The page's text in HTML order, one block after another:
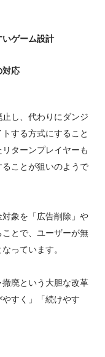
ゲーム設計
対応
し、代わりにダンジ
する方式にすること
ターンプレイヤーも
ことが狙いのようで
象を「広告削除」や
とで、 ユーザーが無
っています。
廃という大胆な改革
すく」「続けやす